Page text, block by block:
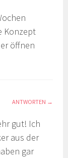
Konzept
öffnen
ANTWORTEN
gut! Ich
aus der
gar